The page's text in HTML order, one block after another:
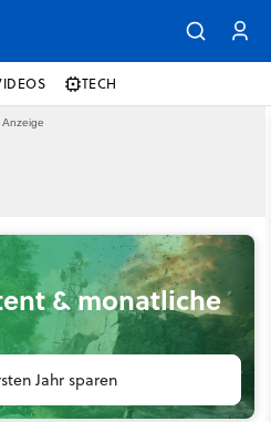
TECH
& monatliche
Jahr sparen